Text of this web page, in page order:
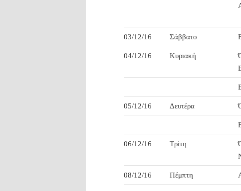
03/12/16 Σάββατο
04/12/16 Κυριακή
05/12/16 Δευτέρα
06/12/16 Τρίτη
08/12/16 Πέμπτη